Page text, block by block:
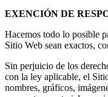
EXENCIÓN DE
Hacemos todo lo posible
Sitio Web sean exactos,
Sin perjuicio de los
con la ley aplicable, el
nombres, gráficos,